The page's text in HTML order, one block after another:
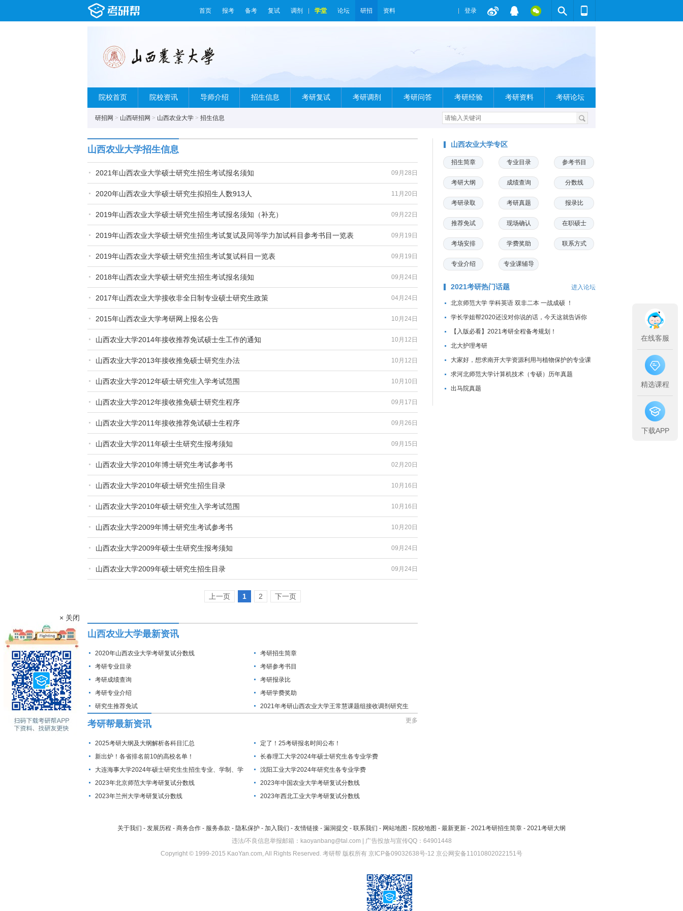
首页 报考 备考 复试 调剂 学堂 论坛 研招 资料 登录
院校首页 院校资讯 导师介绍 招生信息 考研复试 考研调剂 考研问答 考研经验 考研资料 考研论坛
研招网 > 山西研招网 > 山西农业大学 > 招生信息
山西农业大学招生信息
09月28日
2021年山西农业大学硕士研究生招生考试报名须知
11月20日
2020年山西农业大学硕士研究生拟招生人数913人
09月22日
2019年山西农业大学硕士研究生招生考试报名须知（补充）
09月19日
2019年山西农业大学硕士研究生招生考试复试及同等学力加试科目参考书目一览表
09月19日
2019年山西农业大学硕士研究生招生考试复试科目一览表
09月24日
2018年山西农业大学硕士研究生招生考试报名须知
04月24日
2017年山西农业大学接收非全日制专业硕士研究生政策
10月24日
2015年山西农业大学考研网上报名公告
10月12日
山西农业大学2014年接收推荐免试硕士生工作的通知
10月12日
山西农业大学2013年接收推免硕士研究生办法
10月10日
山西农业大学2012年硕士研究生入学考试范围
09月17日
山西农业大学2012年接收推免硕士研究生程序
09月26日
山西农业大学2011年接收推荐免试硕士生程序
09月15日
山西农业大学2011年硕士生研究生报考须知
02月20日
山西农业大学2010年博士研究生考试参考书
10月16日
山西农业大学2010年硕士研究生招生目录
10月16日
山西农业大学2010年硕士研究生入学考试范围
10月20日
山西农业大学2009年博士研究生考试参考书
09月24日
山西农业大学2009年硕士生研究生报考须知
09月24日
山西农业大学2009年硕士研究生招生目录
上一页 1 2 下一页
山西农业大学最新资讯
2020年山西农业大学考研复试分数线
考研招生简章
考研专业目录
考研参考书目
考研成绩查询
考研报录比
考研专业介绍
考研学费奖助
研究生推荐免试
2021年考研山西农业大学王常慧课题组接收调剂研究生
考研帮最新资讯 更多
2025考研大纲及大纲解析各科目汇总
定了！25考研报名时间公布！
新出炉！各省排名前10的高校名单！
长春理工大学2024年硕士研究生各专业学费
大连海事大学2024年硕士研究生生招生专业、学制、学
费标准及拟招生人数
沈阳工业大学2024年研究生各专业学费
2023年北京师范大学考研复试分数线
2023年中国农业大学考研复试分数线
2023年兰州大学考研复试分数线
2023年西北工业大学考研复试分数线
山西农业大学专区
招生简章 专业目录 参考书目
考研大纲 成绩查询 分数线
考研录取 考研真题 报录比
推荐免试 现场确认 在职硕士
考场安排 学费奖助 联系方式
专业介绍 专业课辅导
2021考研热门话题 进入论坛
北京师范大学 学科英语 双非二本 一战成硕 ！
学长学姐帮2020还没对你说的话，今天这就告诉你
【入版必看】2021考研全程备考规划！
北大护理考研
大家好，想求南开大学资源利用与植物保护的专业课
资料...
求河北师范大学计算机技术（专硕）历年真题
出马院真题
关于我们 - 发展历程 - 商务合作 - 服务条款 - 隐私保护 - 加入我们 - 友情链接 - 漏洞提交 - 联系我们 - 网站地图 - 院校地图 - 最新更新 - 2021考研招生简章 - 2021考研大纲
违法/不良信息举报邮箱：kaoyanbang@tal.com | 广告投放与宣传QQ：64901448
Copyright © 1999-2015 KaoYan.com, All Rights Reserved. 考研帮 版权所有 京ICP备09032638号-12 京公网安备11010802022151号
× 关闭
在线客服
精选课程
下载APP